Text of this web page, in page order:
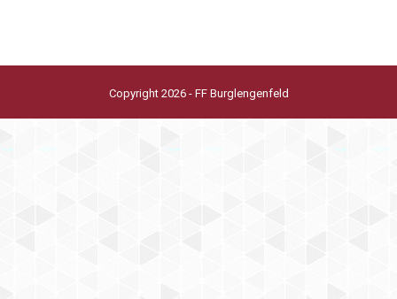
Copyright 2026 - FF Burglengenfeld